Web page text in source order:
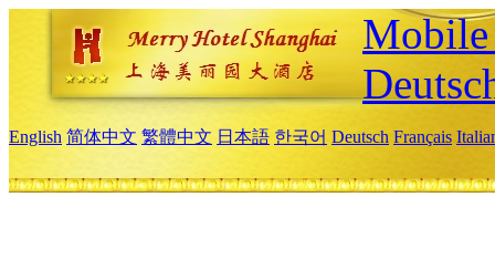
English 简体中文 繁體中文 日本語 한국어 Deutsch Français